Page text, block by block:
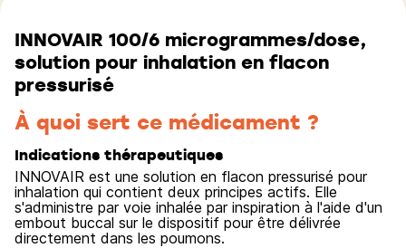
INNOVAIR 100/6 microgrammes/dose,
solution pour inhalation en flacon
pressurisé
À quoi sert ce médicament ?
Indications thérapeutiques
INNOVAIR est une solution en flacon pressurisé pour
inhalation qui contient deux principes actifs. Elle
s'administre par voie inhalée par inspiration à l'aide d'un
embout buccal sur le dispositif pour être délivrée
directement dans les poumons.